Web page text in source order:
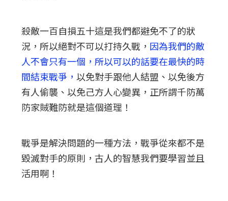
殺敵一百自損五十這是我們都避免不了的狀
況，所以絕對不可以打持久戰， 因為我們的敵
人不會只有一個，所以可以的話要在最快的時
間結束戰爭，以免對手跟他人結盟、以免後方
有人偷襲、以免己方人心變異，正所謂千防萬
防家賊難防就是這個道理！
戰爭是解決問題的一種方法，戰爭從來都不是
毀滅對手的原則，古人的智慧我們要學習並且
活用啊！